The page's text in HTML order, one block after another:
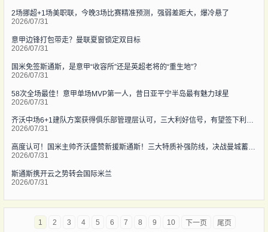
2场挪超+1场美职联，今晚3场比赛精准预测，强弱差距大，爆冷悬了
2026/07/31
意甲边锋打包带走？曼联夏窗锁定双目标
2026/07/31
国米免签斯通斯，是意甲“收容所”还是英超老将的“重生地”？
2026/07/31
58次全场最佳！意甲单场MVP第一人，昔日亚平宁半岛最有魅力球星
2026/07/31
齐沃中场6+1建队方案获得俱乐部管理层认可，三大利好信号，有望签下利物浦琼斯
2026/07/31
高度认可！国米主帅齐沃盛赞新援斯通斯！三大特质补强防线，决战曼城蓄势待发
2026/07/31
斯通斯携开云之势转会国际米兰
2026/07/31
1 2 3 4 5 6 7 8 9 10 下一页 尾页